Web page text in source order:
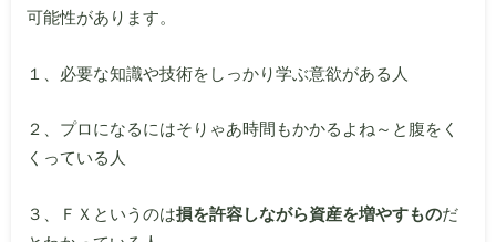
可能性があります。
１、必要な知識や技術をしっかり学ぶ意欲がある人
２、プロになるにはそりゃあ時間もかかるよね～と腹をく
くっている人
３、ＦＸというのは損を許容しながら資産を増やすものだ